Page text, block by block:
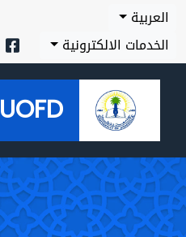
العربية
الخدمات الالكترونية
UOFD